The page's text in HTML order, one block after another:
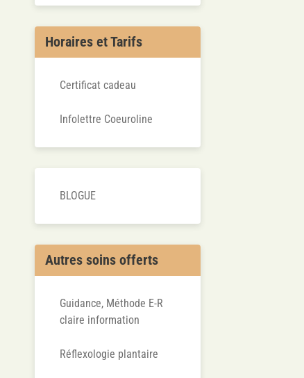
Horaires et Tarifs
Certificat cadeau
Infolettre Coeuroline
BLOGUE
Autres soins offerts
Guidance, Méthode E-R
claire information
Réflexologie plantaire